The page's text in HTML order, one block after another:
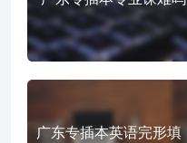
广东专插本英语完形填